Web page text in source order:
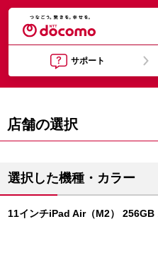
サポート
店舗の選択
選択した機種・カラー
11インチiPad Air（M2） 256GB